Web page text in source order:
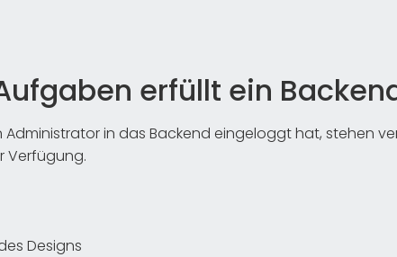
erfüllt ein
Administrator in das Backend eingeloggt hat, stehen
Verfügung.
Designs